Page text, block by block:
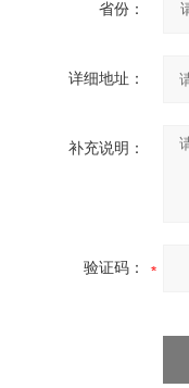
省份：
详细地址：
补充说明：
验证码：